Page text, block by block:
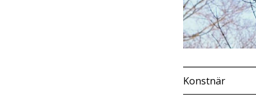
Konstnär